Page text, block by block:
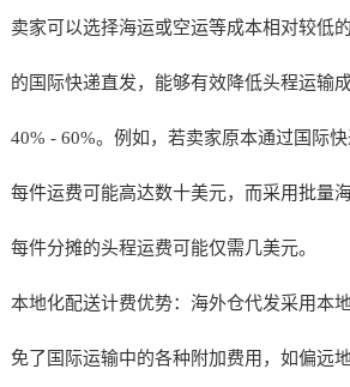
卖家可以选择海运或空运等成本相对较低
的国际快递直发，能够有效降低头程运输
40% - 60%。例如，若卖家原本通过国际快
每件运费可能高达数十美元，而采用批量
每件分摊的头程运费可能仅需几美元。
本地化配送计费优势：海外仓代发采用本
免了国际运输中的各种附加费用，如偏远